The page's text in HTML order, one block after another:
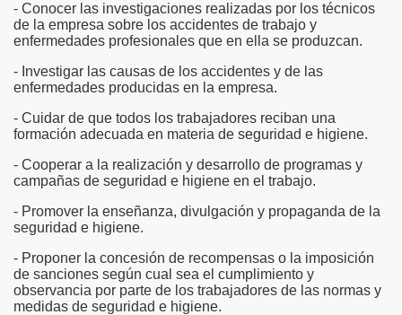
- Conocer las investigaciones realizadas por los técnicos
de la empresa sobre los accidentes de trabajo y
enfermedades profesionales que en ella se produzcan.
- Investigar las causas de los accidentes y de las
enfermedades producidas en la empresa.
- Cuidar de que todos los trabajadores reciban una
formación adecuada en materia de seguridad e higiene.
- Cooperar a la realización y desarrollo de programas y
campañas de seguridad e higiene en el trabajo.
- Promover la enseñanza, divulgación y propaganda de la
seguridad e higiene.
- Proponer la concesión de recompensas o la imposición
de sanciones según cual sea el cumplimiento y
observancia por parte de los trabajadores de las normas y
medidas de seguridad e higiene.